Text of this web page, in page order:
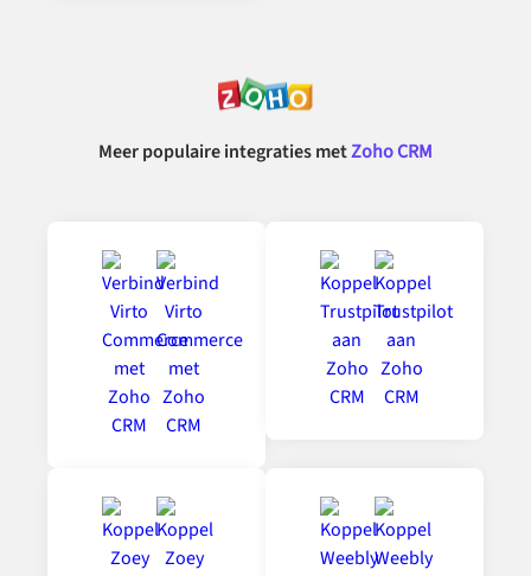
Meer populaire integraties metZoho CRM